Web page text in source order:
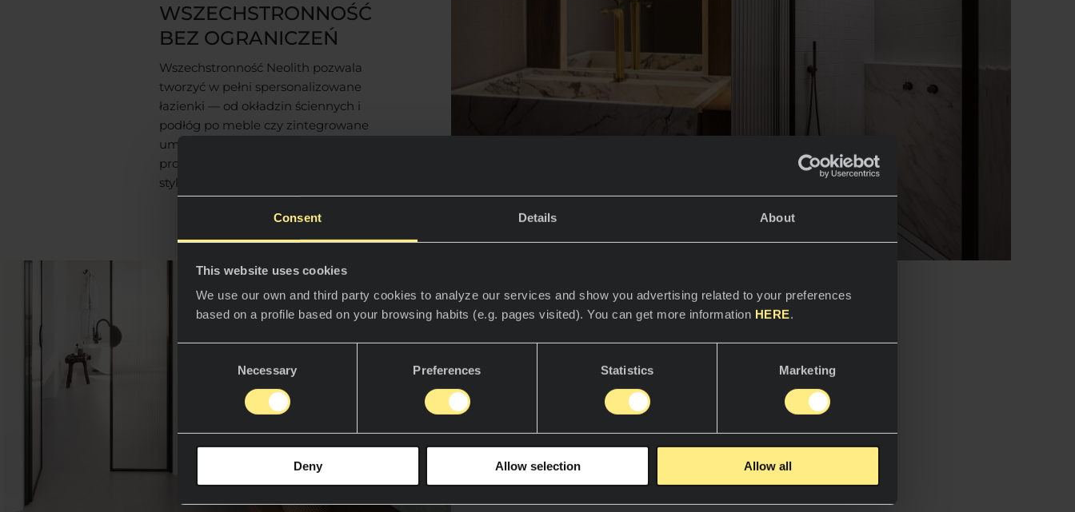
Consent Details About
This website uses cookies
We use our own and third party cookies to analyze our services and show you advertising related to your preferences
based on a profile based on your browsing habits (e.g. pages visited). You can get more information HERE.
Necessary Preferences Statistics Marketing
Deny Allow selection Allow all
WSZECHSTRONNOŚĆ
BEZ OGRANICZEŃ
Wszechstronność Neolith pozwala
tworzyć w pełni spersonalizowane
łazienki — od okładzin ściennych i
podłóg po meble czy zintegrowane
umywalki. To rozwiązanie do
projektowania przestrzeni z ciągłością,
stylem i osobowością.
ponadczasową estetykę, która
dopasowuje się do różnych stylów
aranżacji wnętrz. Jego wzory,
inspirowane naturalnymi materiałami i
tworzyć wyjątkowe przestrzenie o silnej